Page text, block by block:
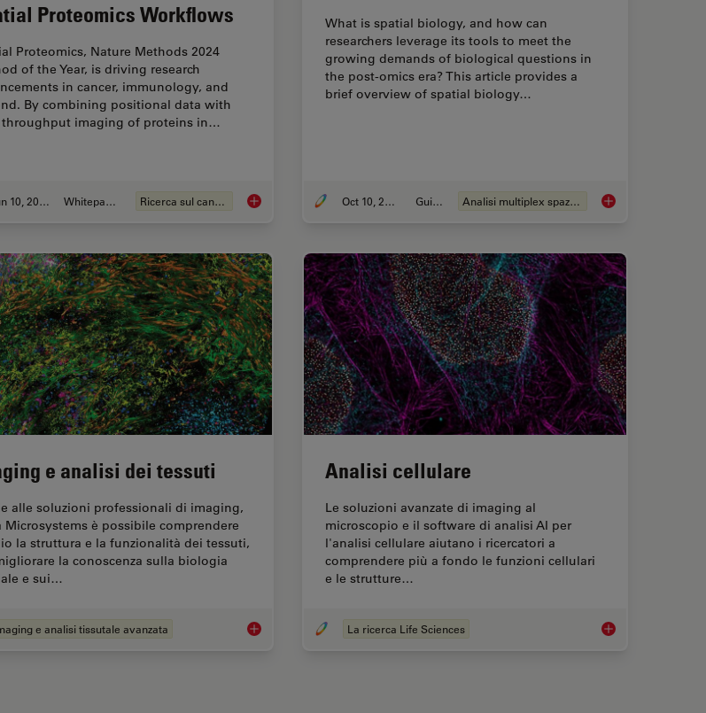
Plex Imaging for 3D Spatial Omics Advances
Proteomics Workflows
Proteomics, Nature Methods 2024
of the Year, is driving research
in cancer, immunology, and
By combining positional data with
imaging of proteins in…
Jun 10, 2025 Whitepaper Ricerca sul cancro Transforming Research with Spatial Proteomics Workflows
What is spatial biology, and how can
researchers leverage its tools to meet the
growing demands of biological questions in
the post-omics era? This article provides a
brief overview of spatial biology…
Oct 10, 2024 Guida Analisi multiplex spaziale A Guide to Spatial
e analisi dei tessuti
alle soluzioni professionali di imaging,
Microsystems è possibile comprendere
la struttura e la funzionalità dei tessuti,
la conoscenza sulla biologia
e sui…
e analisi tissutale avanzata Imaging e analisi dei tessuti
Analisi cellulare
Le soluzioni avanzate di imaging al
microscopio e il software di analisi AI per
l'analisi cellulare aiutano i ricercatori a
comprendere più a fondo le funzioni cellulari
e le strutture…
La ricerca Life Sciences Analisi cellulare